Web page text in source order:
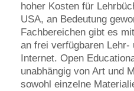
hoher Kosten für
USA, an Bedeutung
Fachbereichen gibt es
an frei verfügbaren Lehr-
Internet. Open
unabhängig von Art und
sowohl einzelne